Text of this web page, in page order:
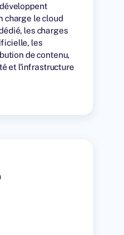
charge le cloud
les charges
les
de contenu,
et l'infrastructure